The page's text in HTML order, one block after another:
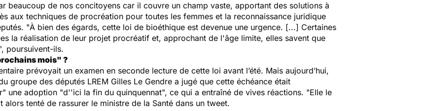
beaucoup de nos concitoyens car il couvre un champ vaste, apportant des solutions à
aux techniques de procréation pour toutes les femmes et la reconnaissance juridique
"À bien des égards, cette loi de bioéthique est devenue une urgence. [...] Certaines
la réalisation de leur projet procréatif et, approchant de l'âge limite, elles savent que
poursuivent-ils.
mois" ?
prévoyait un examen en seconde lecture de cette loi avant l’été. Mais aujourd’hui,
groupe des députés LREM Gilles Le Gendre a jugé que cette échéance était
" une adoption "d''ici la fin du quinquennat", ce qui a entraîné de vives réactions. "Elle le
alors tenté de rassurer le ministre de la Santé dans un tweet.